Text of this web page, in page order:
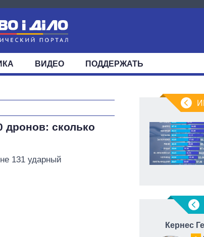
ВИДЕО ПОДДЕРЖАТЬ
дронов: сколько
131 ударный
Как сократилось
вторжения
Кернес